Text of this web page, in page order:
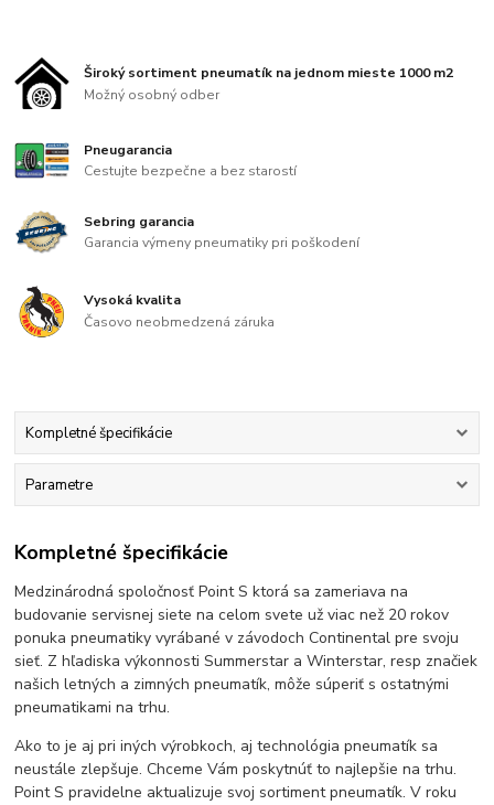
Široký sortiment pneumatík na jednom mieste 1000 m2
Možný osobný odber
Pneugarancia
Cestujte bezpečne a bez starostí
Sebring garancia
Garancia výmeny pneumatiky pri poškodení
Vysoká kvalita
Časovo neobmedzená záruka
Kompletné špecifikácie
Parametre
Kompletné špecifikácie
Medzinárodná spoločnosť Point S ktorá sa zameriava na
budovanie servisnej siete na celom svete už viac než 20 rokov
ponuka pneumatiky vyrábané v závodoch Continental pre svoju
sieť. Z hľadiska výkonnosti Summerstar a Winterstar, resp značiek
našich letných a zimných pneumatík, môže súperiť s ostatnými
pneumatikami na trhu.
Ako to je aj pri iných výrobkoch, aj technológia pneumatík sa
neustále zlepšuje. Chceme Vám poskytnúť to najlepšie na trhu.
Point S pravidelne aktualizuje svoj sortiment pneumatík. V roku